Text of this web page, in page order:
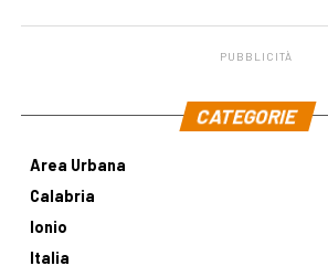
PUBBLICITÀ
CATEGORIE
Area Urbana
Calabria
Ionio
Italia